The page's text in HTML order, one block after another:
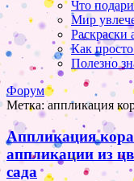
Что
Мир
Раскраски
Как
Полезно
Форум
Метка:аппликация
Аппликация
аппликации из
сада